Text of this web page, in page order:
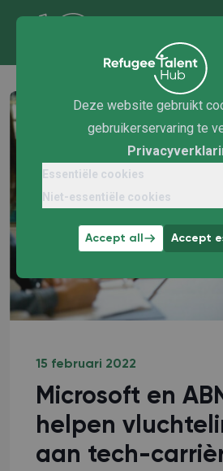
Deze website gebruikt
gebruikerservaring te
Essentiële cookies
Niet-essentiële cookies
Accept all Accept
15 februari 2022
Microsoft en
helpen
aan tech-